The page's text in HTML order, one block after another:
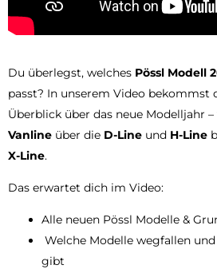
Du überlegst, welches Pössl Modell
passt? In unserem Video bekommst
Überblick über das neue Modelljahr
Vanline über die D-Line und H-Line
X-Line.
Das erwartet dich im Video:
Alle neuen Pössl Modelle &
Welche Modelle wegfallen
gibt